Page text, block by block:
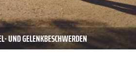
UND GELENKBESCHWERDEN